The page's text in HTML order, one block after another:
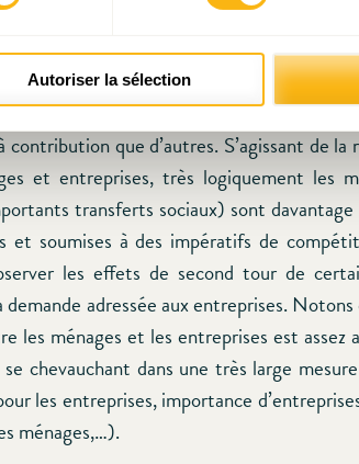
Autoriser la sélection
en détail, on remarque une
(près de 70% du total des mesures de
à l’horizon 2018) au détriment des
certains Ministères (Famille, Travail) – et
que d’autres. S’agissant de
et entreprises, très logiquement les
transferts sociaux) sont
et soumises à des impératifs de
les effets de second tour de
demande adressée aux entreprises. Notons
les ménages et les entreprises est assez
chevauchant dans une très large
les entreprises, importance
ménages,…).